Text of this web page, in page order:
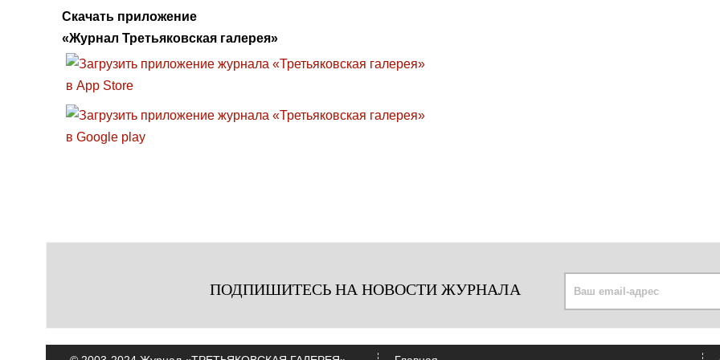
Скачать приложение
«Журнал Третьяковская галерея»
ПОДПИШИТЕСЬ НА НОВОСТИ ЖУРНАЛА